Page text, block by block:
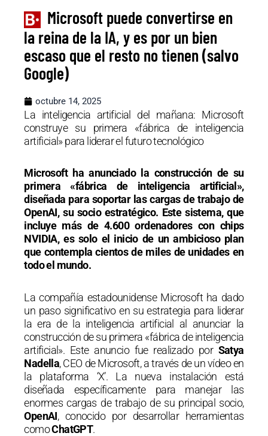
Microsoft puede convertirse en
la reina de la IA, y es por un bien
escaso que el resto no tienen (salvo
Google)
octubre 14, 2025
La inteligencia artificial del mañana: Microsoft
construye su primera «fábrica de inteligencia
artificial» para liderar el futuro tecnológico
Microsoft ha anunciado la construcción de su
primera «fábrica de inteligencia artificial»,
diseñada para soportar las cargas de trabajo de
OpenAI, su socio estratégico. Este sistema, que
incluye más de 4.600 ordenadores con chips
NVIDIA, es solo el inicio de un ambicioso plan
que contempla cientos de miles de unidades en
todo el mundo.
La compañía estadounidense Microsoft ha dado
un paso significativo en su estrategia para liderar
la era de la inteligencia artificial al anunciar la
construcción de su primera «fábrica de inteligencia
artificial». Este anuncio fue realizado por Satya
Nadella, CEO de Microsoft, a través de un vídeo en
la plataforma ‘X’. La nueva instalación está
diseñada específicamente para manejar las
enormes cargas de trabajo de su principal socio,
OpenAI, conocido por desarrollar herramientas
comoChatGPT.